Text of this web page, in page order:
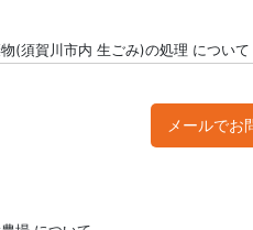
(須賀川市内 生ごみ)の処理 について
メールでお